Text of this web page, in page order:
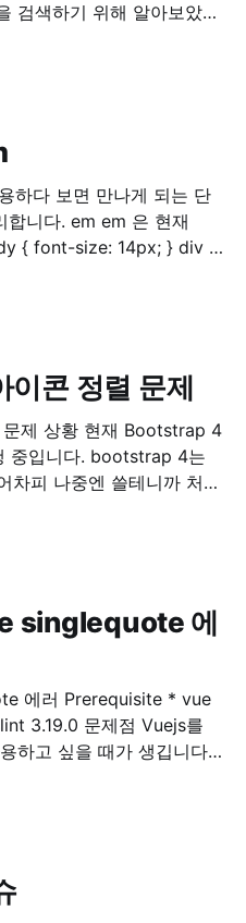
검색하기 위해 알아보았습
은 현재
두 14px 정의 될 것입니
콘 정렬 문제
4
bootstrap 4는
차피 나중엔 쓸테니까 처음
singlequote 에
* vue
하고 싶을 때가 생깁니다.
A curated list of